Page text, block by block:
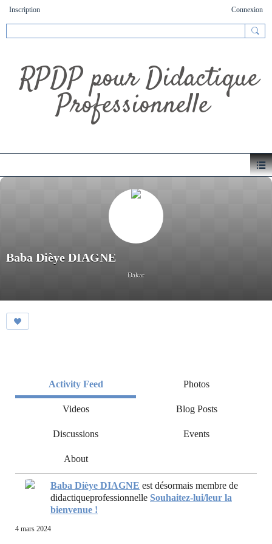
Inscription Connexion
RPDP pour Didactique
Professionnelle
Baba Dièye DIAGNE
Dakar
Activity Feed Photos
Videos Blog Posts
Discussions Events
About
Baba Dièye DIAGNE est désormais membre de
didactiqueprofessionnelle Souhaitez-lui/leur la
bienvenue !
4 mars 2024